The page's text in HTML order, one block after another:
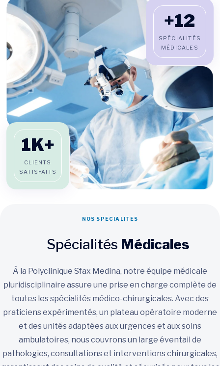
+12
SPÉCIALITÉS
MÉDICALES
1K+
CLIENTS
SATISFAITS
NOS SPECIALITES
Spécialités Médicales
À la Polyclinique Sfax Medina, notre équipe médicale
pluridisciplinaire assure une prise en charge complète de
toutes les spécialités médico-chirurgicales. Avec des
praticiens expérimentés, un plateau opératoire moderne
et des unités adaptées aux urgences et aux soins
ambulatoires, nous couvrons un large éventail de
pathologies, consultations et interventions chirurgicales,